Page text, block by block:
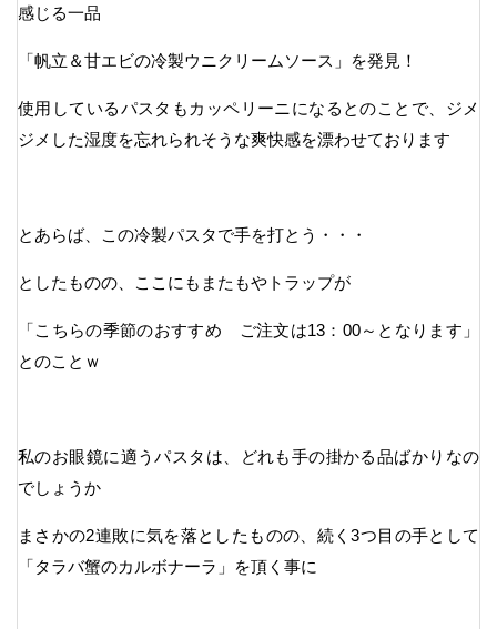
感じる一品
「帆立＆甘エビの冷製ウニクリームソース」を発見！
使用しているパスタもカッペリーニになるとのことで、ジメ
ジメした湿度を忘れられそうな爽快感を漂わせております
とあらば、この冷製パスタで手を打とう・・・
としたものの、ここにもまたもやトラップが
「こちらの季節のおすすめ ご注文は13：00～となります」
とのことｗ
私のお眼鏡に適うパスタは、どれも手の掛かる品ばかりなの
でしょうか
まさかの2連敗に気を落としたものの、続く3つ目の手として
「タラバ蟹のカルボナーラ」を頂く事に